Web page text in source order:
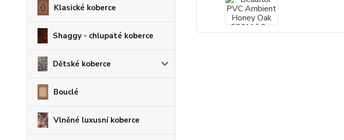
Klasické koberce
Shaggy - chlupaté koberce
Dětské koberce
Bouclé
Vlněné luxusní koberce